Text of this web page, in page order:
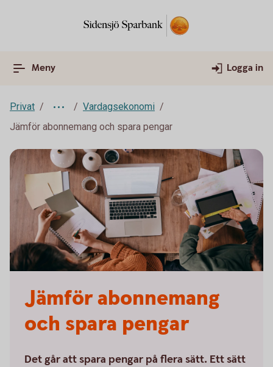
Meny Logga in
Privat
Vardagsekonomi
Jämför abonnemang och spara pengar
Jämför abonne­mang
och spara pengar
Det går att spara pengar på flera sätt. Ett sätt